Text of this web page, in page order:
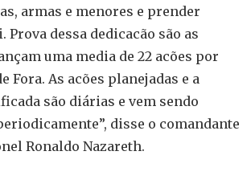
armas e menores e prender
dessa dedicacão são as
uma media de 22 acões por
Fora. As acões planejadas e a
são diárias e vem sendo
disse o comandante
Ronaldo Nazareth.